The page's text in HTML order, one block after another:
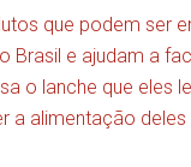
que podem ser
e ajudam a
o lanche que eles
a alimentação